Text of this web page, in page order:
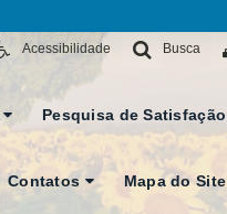
Busca
Acessibilidade
Pesquisa de Satisfação
Contatos Mapa do Site